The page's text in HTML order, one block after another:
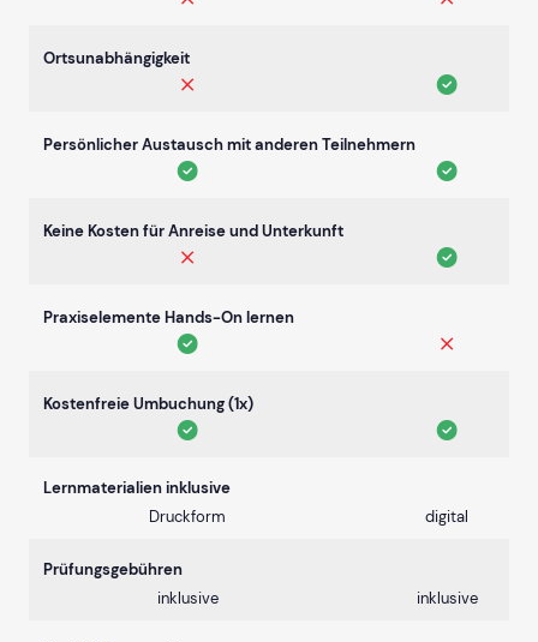
Ortsunabhängigkeit
Persönlicher Austausch mit anderen Teilnehmern
Keine Kosten für Anreise und Unterkunft
Praxiselemente Hands-On lernen
Kostenfreie Umbuchung (1x)
Lernmaterialien inklusive
Druckform
digital
Prüfungsgebühren
inklusive
inklusive